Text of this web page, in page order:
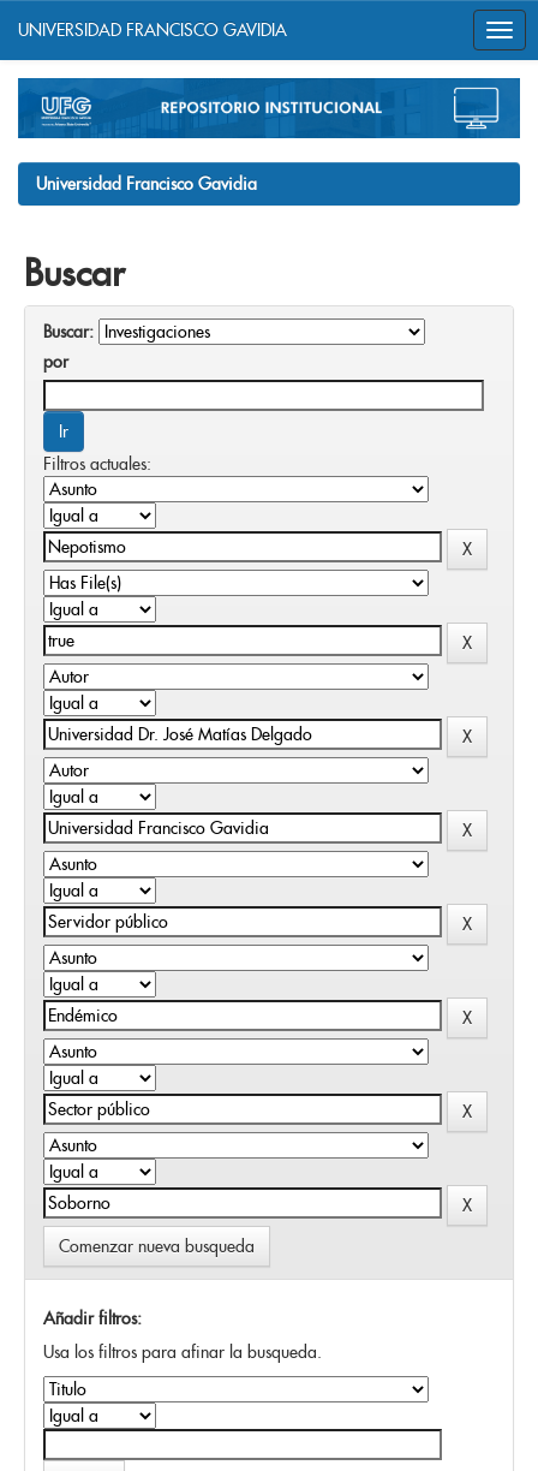
navigation
UNIVERSIDAD FRANCISCO GAVIDIA
Universidad Francisco Gavidia
Buscar
Buscar:
por
Filtros actuales:
Comenzar nueva busqueda
Añadir filtros:
Usa los filtros para afinar la busqueda.